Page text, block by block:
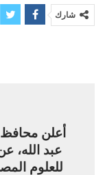
شارك
أعلن
عبد الله،
للعلوم